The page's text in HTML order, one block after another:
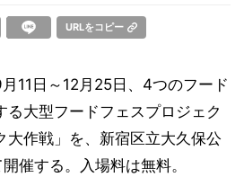
URLをコピー
11日～12月25日、4つのフード
る大型フードフェスプロジェク
大作戦」を、新宿区立大久保公
催する。入場料は無料。